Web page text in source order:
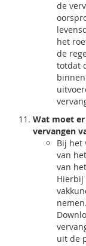
de
het
de
totdat
Wat moet
vervangen
Bij het
van
van
Hierbij
nemen.
uit de